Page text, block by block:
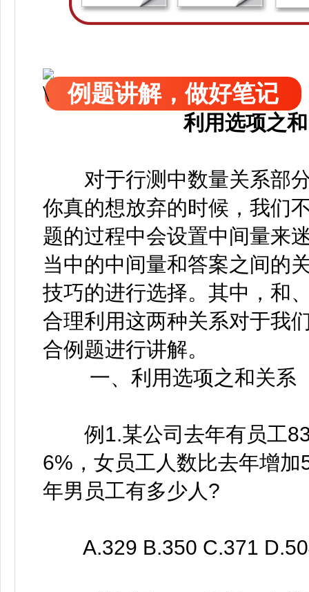
例题讲解，做好笔记
利用选项之
对于行测中数量关系部分
你真的想放弃的时候，我们
题的过程中会设置中间量来
当中的中间量和答案之间的
技巧的进行选择。其中，和
合理利用这两种关系对于我
合例题进行讲解。
一、利用选项之和关系
例1.某公司去年有员工
6%，女员工人数比去年增
年男员工有多少人?
A.329 B.350 C.371